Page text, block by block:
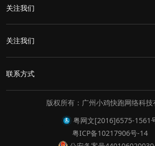
关注我们
关注我们
联系方式
版权所有：广州小鸡快跑网络科技
粤网文[2016]6575-1561
粤ICP备10217906号-14